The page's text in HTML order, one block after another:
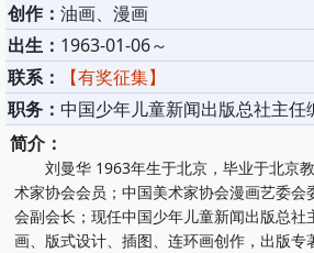
创作： 油画、漫画
出生： 1963-01-06～
联系：
【有奖征集】
职务： 中国少年儿童新闻出版总社主任
简介：
刘曼华 1963年生于北京，毕业于北京教
术家协会会员；中国美术家协会漫画艺委会
会副会长；现任中国少年儿童新闻出版总社
画、版式设计、插图、连环画创作，出版专